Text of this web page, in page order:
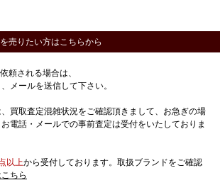
売りたい方はこちらから
頼される場合は、
メールを送信して下さい。
買取査定混雑状況をご確認頂きまして、お急ぎの場
電話・メールでの事前査定は受付をいたしておりま
以上から受付しております。取扱ブランドをご確認
ちら